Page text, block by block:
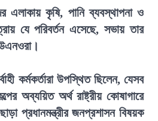
এলাকায় কৃষি, পানি ব্যবস্থাপনা ও
যে পরিবর্তন এসেছে, সভায় তার
কর্মকর্তারা উপস্থিত ছিলেন, যেসব
অব্যয়িত অর্থ রাষ্ট্রীয় কোষাগারে
প্রধানমন্ত্রীর জনপ্রশাসন বিষয়ক